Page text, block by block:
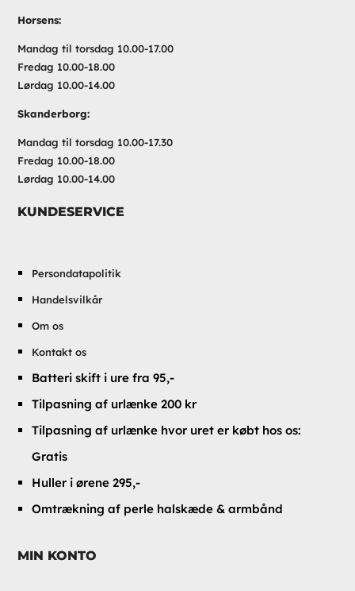
Horsens:
Mandag til torsdag 10.00-17.00
Fredag 10.00-18.00
Lørdag 10.00-14.00
Skanderborg:
Mandag til torsdag 10.00-17.30
Fredag 10.00-18.00
Lørdag 10.00-14.00
KUNDESERVICE
Persondatapolitik
Handelsvilkår
Om os
Kontakt os
Batteri skift i ure fra 95,-
Tilpasning af urlænke 200 kr
Tilpasning af urlænke hvor uret er købt hos os:
Gratis
Huller i ørene 295,-
Omtrækning af perle halskæde & armbånd
MIN KONTO